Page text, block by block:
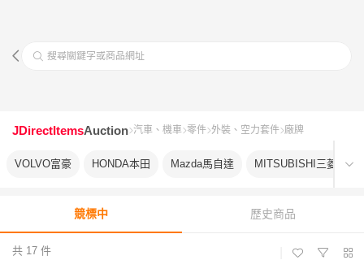
搜尋關鍵字或商品網址
JDirectItemsAuction 汽車、機車 零件 外裝、空力套件 廠牌
VOLVO富豪 HONDA本田 Mazda馬自達 MITSUBISHI三菱
競標中 歷史商品
共 17 件